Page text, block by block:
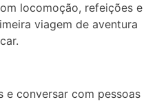
locomoção, refeições e
viagem de aventura
e conversar com pessoas